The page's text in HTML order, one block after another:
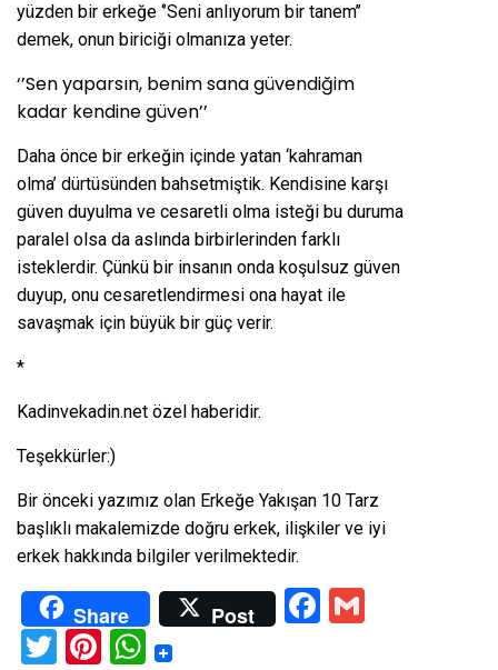
yüzden bir erkeğe ‘’Seni anlıyorum bir tanem’’
demek, onun biriciği olmanıza yeter.
‘’Sen yaparsın, benim sana güvendiğim
kadar kendine güven’’
Daha önce bir erkeğin içinde yatan ‘kahraman
olma’ dürtüsünden bahsetmiştik. Kendisine karşı
güven duyulma ve cesaretli olma isteği bu duruma
paralel olsa da aslında birbirlerinden farklı
isteklerdir. Çünkü bir insanın onda koşulsuz güven
duyup, onu cesaretlendirmesi ona hayat ile
savaşmak için büyük bir güç verir.
*
Kadinvekadin.net özel haberidir.
Teşekkürler:)
Bir önceki yazımız olan Erkeğe Yakışan 10 Tarz
başlıklı makalemizde doğru erkek, ilişkiler ve iyi
erkek hakkında bilgiler verilmektedir.
Share Post Facebook
Twitter
Pinterest
WhatsApp